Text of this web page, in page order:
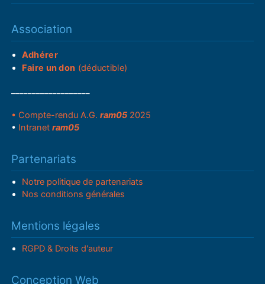
Association
Adhérer
Faire un don (déductible)
• Compte-rendu A.G.ram05 2025
• Intranetram05
Partenariats
Notre politique de partenariats
Nos conditions générales
Mentions légales
RGPD & Droits d'auteur
Conception Web